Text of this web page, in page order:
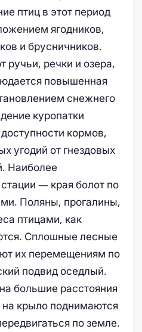
птиц в этот период
ягодников,
и брусничников.
ручьи, речки и озера,
повышенная
снежнего
куропатки
кормов,
угодий от гнездовых
Наиболее
— края болот по
Поляны, прогалины,
птицами, как
Сплошные лесные
их перемещениям по
подвид оседлый.
большие расстояния
на крыло поднимаются
по земле.